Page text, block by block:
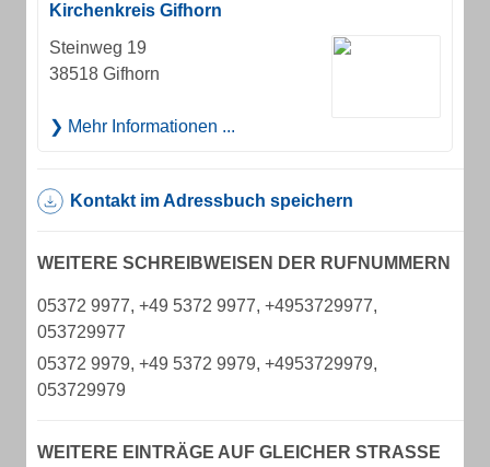
Kirchenkreis Gifhorn
Steinweg 19
38518 Gifhorn
Mehr Informationen ...
Kontakt im Adressbuch speichern
WEITERE SCHREIBWEISEN DER RUFNUMMERN
05372 9977, +49 5372 9977, +4953729977,
053729977
05372 9979, +49 5372 9979, +4953729979,
053729979
WEITERE EINTRÄGE AUF GLEICHER STRASSE